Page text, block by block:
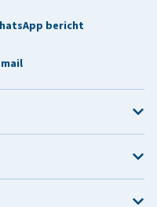
bericht